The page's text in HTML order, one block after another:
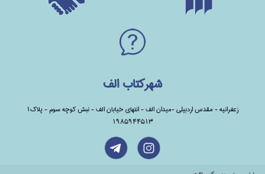
شهرکتاب الف
زعفرانیه - مقدس اردبیلی -میدان الف - انتهای خیابان الف - نبش کوچه سوم - پلاک1
1985944513